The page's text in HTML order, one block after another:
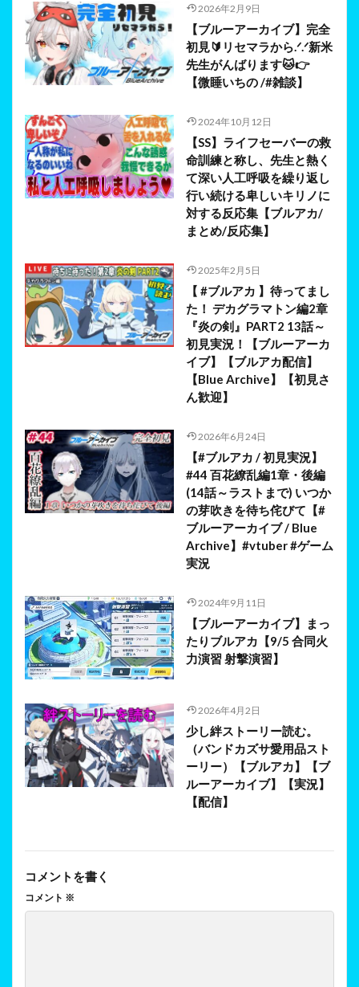
2026年2月9日
【ブルーアーカイブ】完全
初見🔰リセマラから.ᐟ.ᐟ新米
先生がんばります🐱👉
【微睡いちの /#雑談】
2024年10月12日
【SS】ライフセーバーの救
命訓練と称し、先生と熱く
て深い人工呼吸を繰り返し
行い続ける卑しいキリノに
対する反応集【ブルアカ/
まとめ/反応集】
2025年2月5日
【 #ブルアカ 】待ってまし
た！ デカグラマトン編2章
『炎の剣』PART2 13話～
初見実況！【ブルーアーカ
イブ】【ブルアカ配信】
【Blue Archive】【初見さ
ん歓迎】
2026年6月24日
【#ブルアカ / 初見実況】
#44 百花繚乱編1章・後編
(14話～ラストまで) いつか
の芽吹きを待ち侘びて【#
ブルーアーカイブ / Blue
Archive】#vtuber #ゲーム
実況
2024年9月11日
【ブルーアーカイブ】まっ
たりブルアカ【9/5 合同火
力演習 射撃演習】
2026年4月2日
少し絆ストーリー読む。
（バンドカズサ愛用品スト
ーリー）【ブルアカ】【ブ
ルーアーカイブ】【実況】
【配信】
コメントを書く
コメント ※